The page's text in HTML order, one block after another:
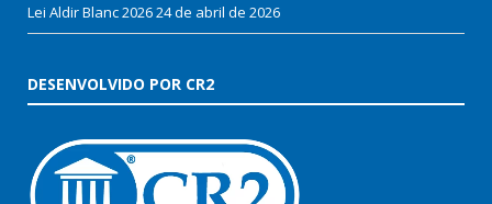
Lei Aldir Blanc 202624 de abril de 2026
DESENVOLVIDO POR CR2